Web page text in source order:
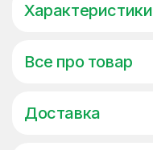
Характеристики
Все про товар
Доставка